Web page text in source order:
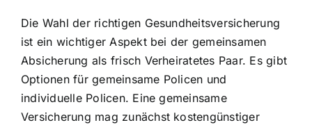
Die Wahl der richtigen Gesundheitsversicherung
ist ein wichtiger Aspekt bei der gemeinsamen
Absicherung als frisch Verheiratetes Paar. Es gibt
Optionen für gemeinsame Policen und
individuelle Policen. Eine gemeinsame
Versicherung mag zunächst kostengünstiger